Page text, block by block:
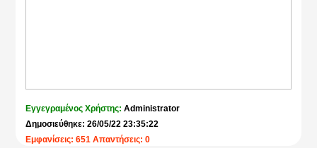
Εγγεγραμένος Χρήστης:Administrator
Δημοσιεύθηκε: 26/05/22 23:35:22
Εμφανίσεις: 651 Απαντήσεις: 0